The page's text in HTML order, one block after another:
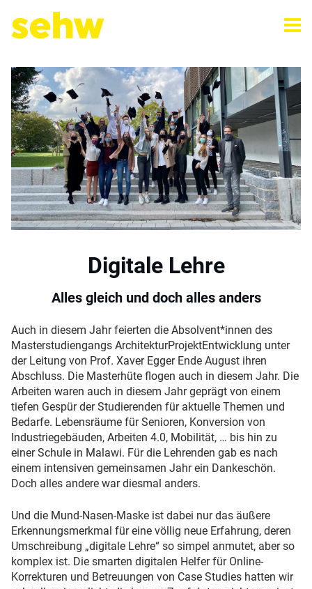
Digitale Lehre
Alles gleich und doch alles anders
Auch in diesem Jahr feierten die Absolvent*innen des
Masterstudiengangs ArchitekturProjektEntwicklung unter
der Leitung von Prof. Xaver Egger Ende August ihren
Abschluss. Die Masterhüte flogen auch in diesem Jahr. Die
Arbeiten waren auch in diesem Jahr geprägt von einem
tiefen Gespür der Studierenden für aktuelle Themen und
Bedarfe. Lebensräume für Senioren, Konversion von
Industriegebäuden, Arbeiten 4.0, Mobilität, … bis hin zu
einer Schule in Malawi. Für die Lehrenden gab es nach
einem intensiven gemeinsamen Jahr ein Dankeschön.
Doch alles andere war diesmal anders.
Und die Mund-Nasen-Maske ist dabei nur das äußere
Erkennungsmerkmal für eine völlig neue Erfahrung, deren
Umschreibung „digitale Lehre“ so simpel anmutet, aber so
komplex ist. Die smarten digitalen Helfer für Online-
Korrekturen und Betreuungen von Case Studies hatten wir